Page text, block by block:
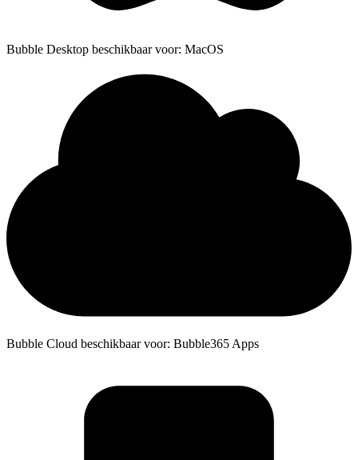
Bubble Desktop beschikbaar voor: MacOS
Bubble Cloud beschikbaar voor: Bubble365 Apps